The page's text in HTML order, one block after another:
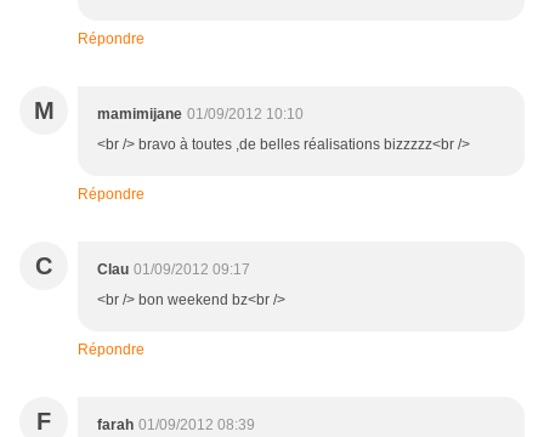
Répondre
M mamimijane 01/09/2012 10:10
<br /> bravo à toutes ,de belles réalisations bizzzzz<br />
Répondre
C Clau 01/09/2012 09:17
<br /> bon weekend bz<br />
Répondre
F farah 01/09/2012 08:39